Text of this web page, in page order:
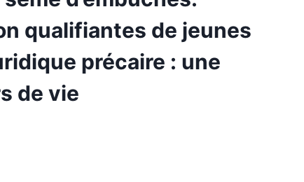
qualifiantes de jeunes
précaire : une
de vie